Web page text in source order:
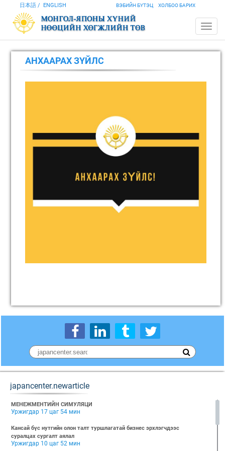
ВЭБИЙН БҮТЭЦ ХОЛБОО БАРИХ
日本語 ENGLISH
АНХААРАХ ЗҮЙЛС
japancenter.newarticle
МЕНЕЖМЕНТИЙН СИМУЛЯЦИ
Уржигдар 17 цаг 54 мин
Кансай бүс нутгийн олон талт туршлагатай бизнес эрхлэгчдээс
суралцах сургалт аялал
Уржигдар 10 цаг 52 мин